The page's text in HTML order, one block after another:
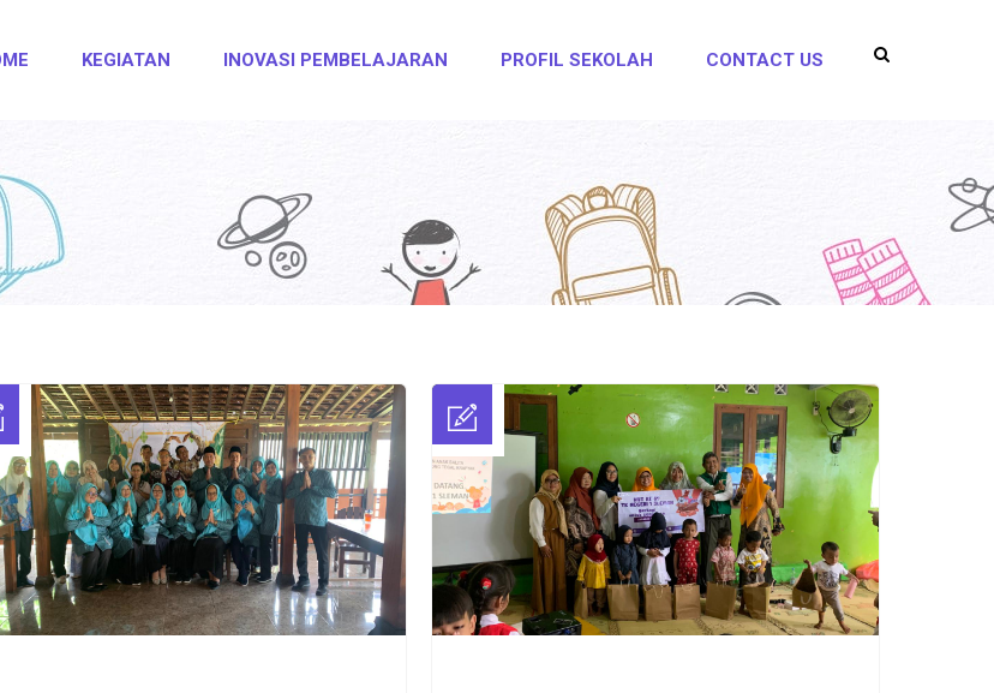
KEGIATAN INOVASI PEMBELAJARAN PROFIL SEKOLAH CONTACT US